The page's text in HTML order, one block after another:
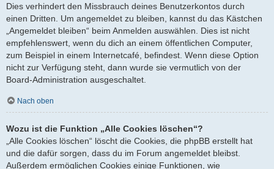
Dies verhindert den Missbrauch deines Benutzerkontos durch
einen Dritten. Um angemeldet zu bleiben, kannst du das Kästchen
„Angemeldet bleiben“ beim Anmelden auswählen. Dies ist nicht
empfehlenswert, wenn du dich an einem öffentlichen Computer,
zum Beispiel in einem Internetcafé, befindest. Wenn diese Option
nicht zur Verfügung steht, dann wurde sie vermutlich von der
Board-Administration ausgeschaltet.
Nach oben
Wozu ist die Funktion „Alle Cookies löschen“?
„Alle Cookies löschen“ löscht die Cookies, die phpBB erstellt hat
und die dafür sorgen, dass du im Forum angemeldet bleibst.
Außerdem ermöglichen Cookies einige Funktionen, wie